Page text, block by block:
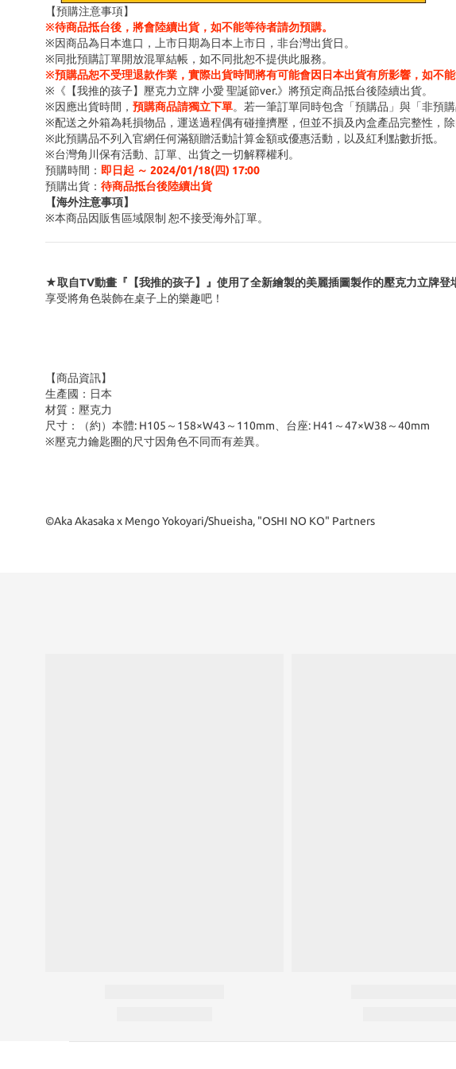
【預購注意事項】
※待商品抵台後，將會陸續出貨，如不能等待者請勿預購。
※因商品為日本進口，上市日期為日本上市日，非台灣出貨日。
※同批預購訂單開放混單結帳，如不同批恕不提供此服務。
※預購品恕不受理退款作業，實際出貨時間將有可能會因日本出貨有所影響，如不
※《【我推的孩子】壓克力立牌 小愛 聖誕節ver.》將預定商品抵台後陸續出貨。
※因應出貨時間， 預購商品請獨立下單。若一筆訂單同時包含「預購品」與「非預
※配送之外箱為耗損物品，運送過程偶有碰撞擠壓，但並不損及內盒產品完整性，
※此預購品不列入官網任何滿額贈活動計算金額或優惠活動 ，以及紅利點數折抵。
※台灣角川保有活動、訂單、出貨之一切解釋權利。
預購時間 ： 即日起 ～ 2024/01/18(四) 17:00
預購出貨： 待商品抵台後陸續出貨
【海外注意事項】
※本商品因販售區域限制 恕不接受海外訂單。
★取自TV動畫『【我推的孩子】』使用了全新繪製的美麗插圖製作的壓克力立牌登
享受將角色裝飾在桌子上的樂趣吧！
【商品資訊】
生產國：日本
材質 ：壓克力
尺寸 ：（約）本體: H105～158×W43～110mm、台座: H41～47×W38～40mm
※壓克力鑰匙圈的尺寸因角色不同而有差異。
©Aka Akasaka x Mengo Yokoyari/Shueisha, "OSHI NO KO" Partners